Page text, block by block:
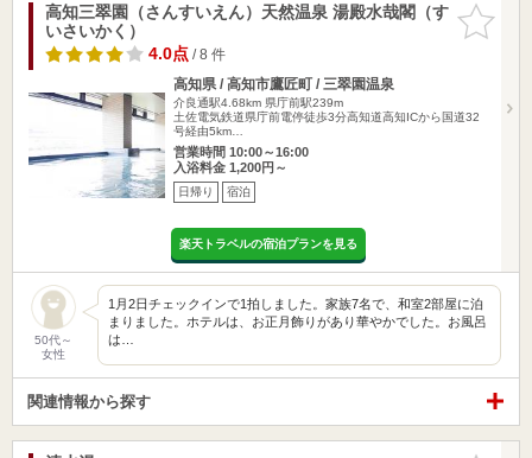
お気に入
りに追加
高知三翠園（さんすいえん）天然温泉 湯殿水哉閣（す
いさいかく）
4.0点/ 8 件
高知県 / 高知市鷹匠町 / 三翠園温泉
介良通駅4.68km 県庁前駅239m
土佐電気鉄道県庁前電停徒歩3分高知道高知ICから国道32
号経由5km…
営業時間 10:00～16:00
入浴料金 1,200円～
日帰り 宿泊
楽天トラベルの宿泊プランを見る
50代～
女性
1月2日チェックインで1拍しました。家族7名で、和室2部屋に泊
まりました。ホテルは、お正月飾りがあり華やかでした。お風呂
は…
関連情報から探す